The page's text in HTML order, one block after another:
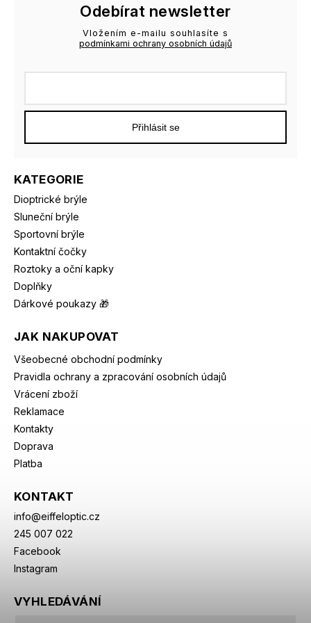
KATEGORIE
Dioptrické brýle
Sluneční brýle
Sportovní brýle
Kontaktní čočky
Roztoky a oční kapky
Doplňky
Dárkové poukazy 🎁
JAK NAKUPOVAT
Všeobecné obchodní podmínky
Pravidla ochrany a zpracování osobních údajů
Vrácení zboží
Reklamace
Kontakty
Doprava
Platba
KONTAKT
info@eiffeloptic.cz
245 007 022
Facebook
Instagram
Odebírat newsletter
Vložením e-mailu souhlasíte s
podmínkami ochrany osobních údajů
Přihlásit se
VYHLEDÁVÁNÍ